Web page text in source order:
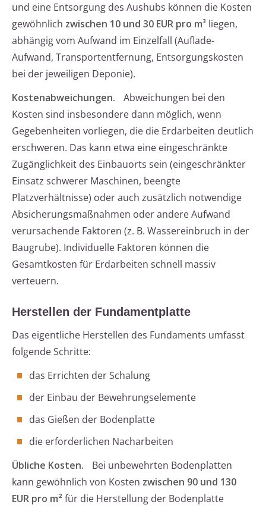
und eine Entsorgung des Aushubs können die Kosten
gewöhnlich zwischen 10 und 30 EUR pro m³ liegen,
abhängig vom Aufwand im Einzelfall (Auflade-
Aufwand, Transportentfernung, Entsorgungskosten
bei der jeweiligen Deponie).
Kostenabweichungen.
Abweichungen bei den
Kosten sind insbesondere dann möglich, wenn
Gegebenheiten vorliegen, die die Erdarbeiten deutlich
erschweren. Das kann etwa eine eingeschränkte
Zugänglichkeit des Einbauorts sein (eingeschränkter
Einsatz schwerer Maschinen, beengte
Platzverhältnisse) oder auch zusätzlich notwendige
Absicherungsmaßnahmen oder andere Aufwand
verursachende Faktoren (z. B. Wassereinbruch in der
Baugrube). Individuelle Faktoren können die
Gesamtkosten für Erdarbeiten schnell massiv
verteuern.
Herstellen der Fundamentplatte
Das eigentliche Herstellen des Fundaments umfasst
folgende Schritte:
das Errichten der Schalung
der Einbau der Bewehrungselemente
das Gießen der Bodenplatte
die erforderlichen Nacharbeiten
Übliche Kosten.
Bei unbewehrten Bodenplatten
kann gewöhnlich von Kosten zwischen 90 und 130
EUR pro m²für die Herstellung der Bodenplatte